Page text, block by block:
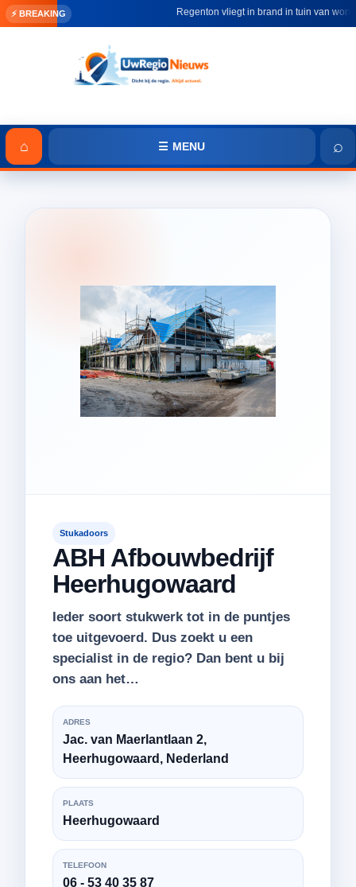
⚡ BREAKING Regenton vliegt in brand in tuin van woning
⌂ ☰ MENU ⌕
Stukadoors
ABH Afbouwbedrijf
Heerhugowaard
Ieder soort stukwerk tot in de puntjes
toe uitgevoerd. Dus zoekt u een
specialist in de regio? Dan bent u bij
ons aan het…
ADRES
Jac. van Maerlantlaan 2,
Heerhugowaard, Nederland
PLAATS
Heerhugowaard
TELEFOON
06 - 53 40 35 87